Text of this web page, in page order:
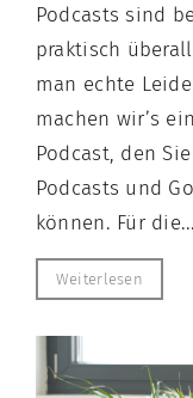
Podcasts sind
praktisch
man echte
machen wir’s
Podcast, den
Podcasts und
können. Für die...
Weiterlesen